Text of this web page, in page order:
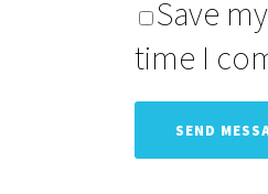
Save
time I